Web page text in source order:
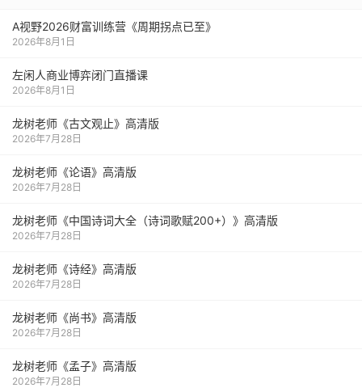
A视野2026财富训练营《周期拐点已至》
2026年8月1日
左闲人商业博弈闭门直播课
2026年8月1日
龙树老师《古文观止》高清版
2026年7月28日
龙树老师《论语》高清版
2026年7月28日
龙树老师《中国诗词大全（诗词歌赋200+）》高清版
2026年7月28日
龙树老师《诗经》高清版
2026年7月28日
龙树老师《尚书》高清版
2026年7月28日
龙树老师《孟子》高清版
2026年7月28日